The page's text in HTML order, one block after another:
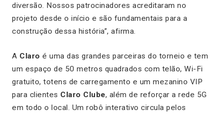
diversão. Nossos patrocinadores acreditaram no
projeto desde o início e são fundamentais para a
construção dessa história”, afirma.
A Claro é uma das grandes parceiras do torneio e tem
um espaço de 50 metros quadrados com telão, Wi-Fi
gratuito, totens de carregamento e um mezanino VIP
para clientes Claro Clube, além de reforçar a rede 5G
em todo o local. Um robô interativo circula pelos